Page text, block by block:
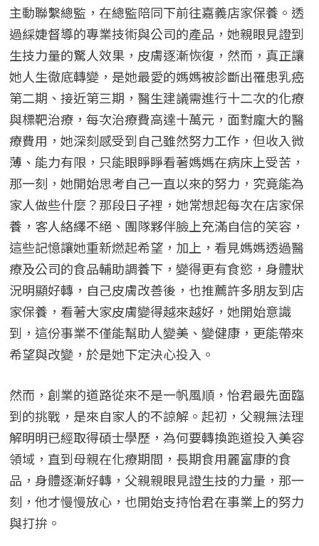
主動聯繫總監，在總監陪同下前往嘉義店家保養。透
過綵婕督導的專業技術與公司的產品，她親眼見證到
生技力量的驚人效果，皮膚逐漸恢復，然而，真正讓
她人生徹底轉變，是她最愛的媽媽被診斷出罹患乳癌
第二期、接近第三期，醫生建議需進行十二次的化療
與標靶治療，每次治療費高達十萬元，面對龐大的醫
療費用，她深刻感受到自己雖然努力工作，但收入微
薄、能力有限，只能眼睜睜看著媽媽在病床上受苦，
那一刻，她開始思考自己一直以來的努力，究竟能為
家人做些什麼？那段日子裡，她常想起每次在店家保
養，客人絡繹不絕、團隊夥伴臉上充滿自信的笑容，
這些記憶讓她重新燃起希望，加上，看見媽媽透過醫
療及公司的食品輔助調養下，變得更有食慾，身體狀
況明顯好轉，自己皮膚改善後，也推薦許多朋友到店
家保養，看著大家皮膚變得越來越好，她開始意識
到，這份事業不僅能幫助人變美、變健康，更能帶來
希望與改變，於是她下定決心投入。
然而，創業的道路從來不是一帆風順，怡君最先面臨
到的挑戰，是來自家人的不諒解。起初，父親無法理
解明明已經取得碩士學歷，為何要轉換跑道投入美容
領域，直到母親在化療期間，長期食用麗富康的食
品，身體逐漸好轉，父親親眼見證生技的力量，那一
刻，他才慢慢放心，也開始支持怡君在事業上的努力
與打拚。